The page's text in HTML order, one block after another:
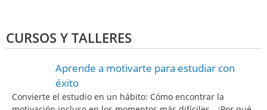
CURSOS Y TALLERES
Aprende a motivarte para estudiar con
éxito
Convierte el estudio en un hábito: Cómo encontrar la